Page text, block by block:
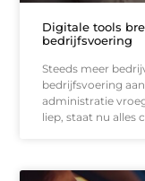
Digitale tools
bedrijfsvoering
Steeds meer
bedrijfsvoering
administratie
liep, staat nu alles